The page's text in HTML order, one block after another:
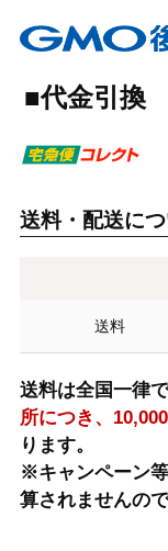
■代金引換
送料・配送に
送料
送料は全国一律で
所につき、
ります。
※キャンペーン
算されませんの